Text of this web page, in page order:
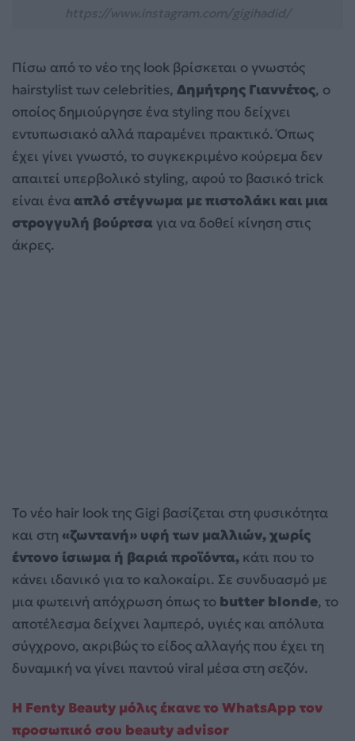
Πίσω από το νέο της look βρίσκεται ο γνωστός
hairstylist των celebrities, Δημήτρης Γιαννέτος, ο
οποίος δημιούργησε ένα styling που δείχνει
εντυπωσιακό αλλά παραμένει πρακτικό. Όπως
έχει γίνει γνωστό, το συγκεκριμένο κούρεμα δεν
απαιτεί υπερβολικό styling, αφού το βασικό trick
είναι ένααπλό στέγνωμα με πιστολάκι και μια
στρογγυλή βούρτσα για να δοθεί κίνηση στις
άκρες.
Το νέο hair look της Gigi βασίζεται στη φυσικότητα
και στη «ζωντανή» υφή των μαλλιών, χωρίς
έντονο ίσιωμα ή βαριά προϊόντα, κάτι που το
κάνει ιδανικό για το καλοκαίρι. Σε συνδυασμό με
μια φωτεινή απόχρωση όπως το butter blonde, το
αποτέλεσμα δείχνει λαμπερό, υγιές και απόλυτα
σύγχρονο, ακριβώς το είδος αλλαγής που έχει τη
δυναμική να γίνει παντού viral μέσα στη σεζόν.
H Fenty Beauty μόλις έκανε το WhatsApp τον
προσωπικό σου beauty advisor